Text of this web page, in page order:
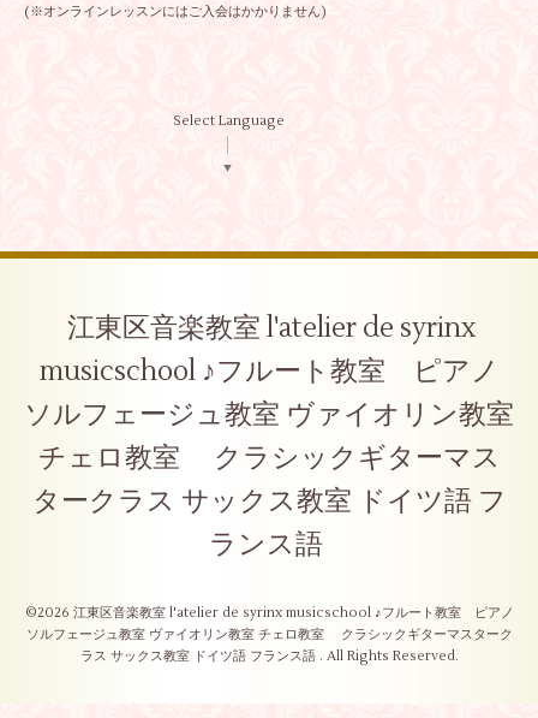
(※オンラインレッスンにはご入会はかかりません)
Select Language
▼
江東区音楽教室 l'atelier de syrinx
musicschool ♪フルート教室 ピアノ
ソルフェージュ教室 ヴァイオリン教室
チェロ教室 クラシックギターマス
タークラス サックス教室 ドイツ語 フ
ランス語
©2026 江東区音楽教室 l'atelier de syrinx musicschool ♪フルート教室 ピアノ
ソルフェージュ教室 ヴァイオリン教室 チェロ教室 クラシックギターマスターク
ラス サックス教室 ドイツ語 フランス語 . All Rights Reserved.